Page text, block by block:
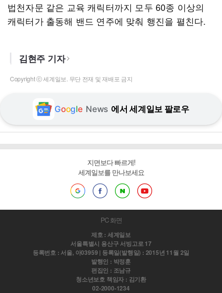
법천자문 같은 교육 캐릭터까지 모두 60종 이상의
캐릭터가 출동해 밴드 연주에 맞춰 행진을 펼친다.
김현주 기자
Copyright ⓒ 세계일보. 무단 전재 및 재배포 금지
Google News 에서 세계일보 팔로우
지면보다 빠르게!
세계일보를 만나보세요
PC 화면
제호 : 세계일보
서울특별시 용산구 서빙고로 17
등록번호 : 서울, 아03959 | 등록일(발행일) : 2015년 11월 2일
발행인 : 박정훈
편집인 : 조남규
청소년보호 책임자 : 김기환
02-2000-1234